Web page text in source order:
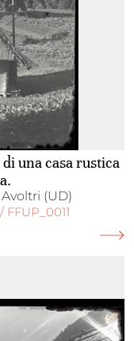
una casa rustica
(UD)